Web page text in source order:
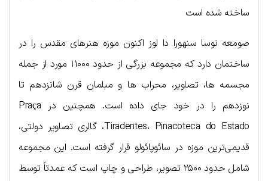
ساخته شده است
صومعه نوسا سنهورا دا لوز اکنون موزه هنرهای مقدس را در
ساختمان دارد که مجموعه بزرگی از حدود ۱۱۰۰۰ مورد از جمله
مجسمه ها، تصاویر، محراب ها و مبلمان قرن شانزدهم تا
نوزدهم را در خود جای داده است. همچنین در Praça
Tiradentes، Pinacoteca do Estado، گالری تصاویر دولتی،
قدیمی‌ترین موزه در سائوپائولو قرار گرفته است. این مجموعه
شامل حدود ۲۵۰۰ تصویر، طراحی و چاپ است که عمدتاً توسط